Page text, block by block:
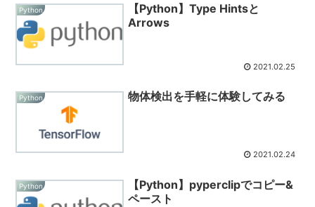
Python
【Python】Type Hintsと
Arrows
2021.02.25
Python 物体検出を手軽に体験してみる
2021.02.24
Python
【Python】pyperclipでコピー&
ペースト